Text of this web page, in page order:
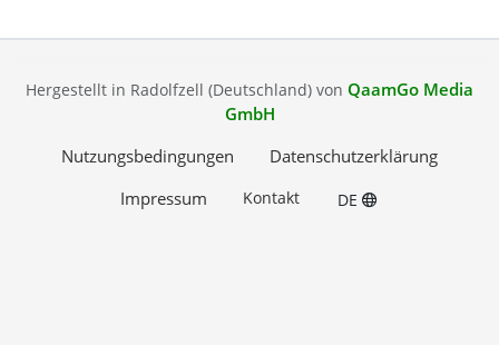
Hergestellt in Radolfzell (Deutschland) von QaamGo Media
GmbH
Nutzungsbedingungen
Datenschutzerklärung
Impressum
Kontakt DE